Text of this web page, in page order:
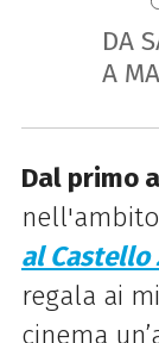
DA
A
Dal primo
al Castello
regala ai
cinema